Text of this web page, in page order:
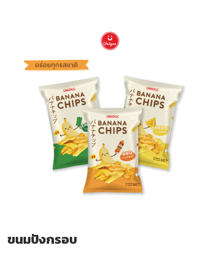
ขนมปังกรอบ